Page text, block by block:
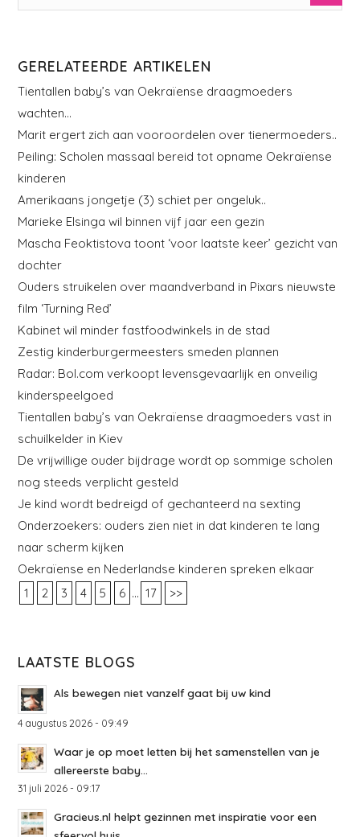
GERELATEERDE ARTIKELEN
Tientallen baby’s van Oekraïense draagmoeders
wachten…
Marit ergert zich aan vooroordelen over tienermoeders..
Peiling: Scholen massaal bereid tot opname Oekraïense
kinderen
Amerikaans jongetje (3) schiet per ongeluk..
Marieke Elsinga wil binnen vijf jaar een gezin
Mascha Feoktistova toont ‘voor laatste keer’ gezicht van
dochter
Ouders struikelen over maandverband in Pixars nieuwste
film ‘Turning Red’
Kabinet wil minder fastfoodwinkels in de stad
Zestig kinderburgermeesters smeden plannen
Radar: Bol.com verkoopt levensgevaarlijk en onveilig
kinderspeelgoed
Tientallen baby’s van Oekraïense draagmoeders vast in
schuilkelder in Kiev
De vrijwillige ouder bijdrage wordt op sommige scholen
nog steeds verplicht gesteld
Je kind wordt bedreigd of gechanteerd na sexting
Onderzoekers: ouders zien niet in dat kinderen te lang
naar scherm kijken
Oekraïense en Nederlandse kinderen spreken elkaar
1
2 3 4 5 6 ... 17 >>
LAATSTE BLOGS
Als bewegen niet vanzelf gaat bij uw kind
4 augustus 2026 - 09:49
Waar je op moet letten bij het samenstellen van je
allereerste baby...
31 juli 2026 - 09:17
Gracieus.nl helpt gezinnen met inspiratie voor een